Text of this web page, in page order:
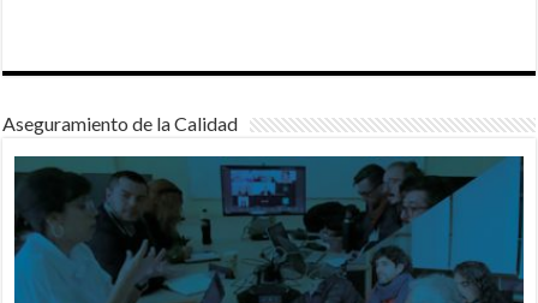
Aseguramiento de la Calidad